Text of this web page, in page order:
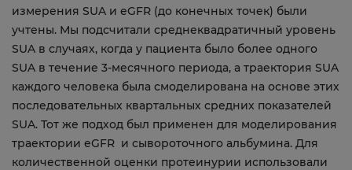
измерения SUA и eGFR (до конечных точек) были
учтены. Мы подсчитали среднеквадратичный уровень
SUA в случаях, когда у пациента было более одного
SUA в течение 3-месячного периода, а траектория SUA
каждого человека была смоделирована на основе этих
последовательных квартальных средних показателей
SUA. Тот же подход был применен для моделирования
траектории eGFR и сывороточного альбумина. Для
количественной оценки протеинурии использовали